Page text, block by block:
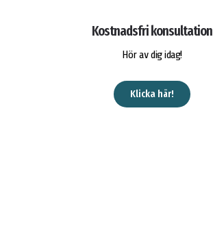
Kostnadsfri konsultation
Hör av dig idag!
Klicka här!